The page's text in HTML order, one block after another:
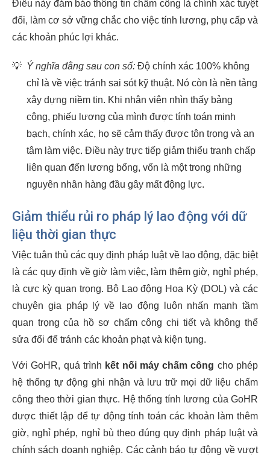
Điều này đảm bảo thông tin chấm công là chính xác tuyệt
đối, làm cơ sở vững chắc cho việc tính lương, phụ cấp và
các khoản phúc lợi khác.
💡 Ý nghĩa đằng sau con số: Độ chính xác 100% không
chỉ là về việc tránh sai sót kỹ thuật. Nó còn là nền tảng
xây dựng niềm tin. Khi nhân viên nhìn thấy bảng
công, phiếu lương của mình được tính toán minh
bạch, chính xác, họ sẽ cảm thấy được tôn trọng và an
tâm làm việc. Điều này trực tiếp giảm thiểu tranh chấp
liên quan đến lương bổng, vốn là một trong những
nguyên nhân hàng đầu gây mất động lực.
Giảm thiểu rủi ro pháp lý lao động với dữ
liệu thời gian thực
Việc tuân thủ các quy định pháp luật về lao động, đặc biệt
là các quy định về giờ làm việc, làm thêm giờ, nghỉ phép,
là cực kỳ quan trọng. Bộ Lao động Hoa Kỳ (DOL) và các
chuyên gia pháp lý về lao động luôn nhấn mạnh tầm
quan trọng của hồ sơ chấm công chi tiết và không thể
sửa đổi để tránh các khoản phạt và kiện tụng.
Với GoHR, quá trình kết nối máy chấm công cho phép
hệ thống tự động ghi nhận và lưu trữ mọi dữ liệu chấm
công theo thời gian thực. Hệ thống tính lương của GoHR
được thiết lập để tự động tính toán các khoản làm thêm
giờ, nghỉ phép, nghỉ bù theo đúng quy định pháp luật và
chính sách doanh nghiệp. Các cảnh báo tự động về vượt